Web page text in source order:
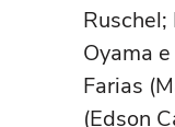
Oyama
Farias
(Edson